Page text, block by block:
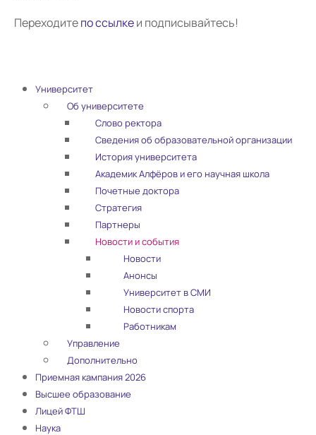
Переходитепо ссылкеи подписывайтесь!
Университет
Об университете
Слово ректора
Сведения об образовательной организации
История университета
Академик Алфёров и его научная школа
Почетные доктора
Стратегия
Партнеры
Новости и события
Новости
Анонсы
Университет в СМИ
Новости спорта
Работникам
Управление
Дополнительно
Приемная кампания 2026
Высшее образование
Лицей ФТШ
Наука